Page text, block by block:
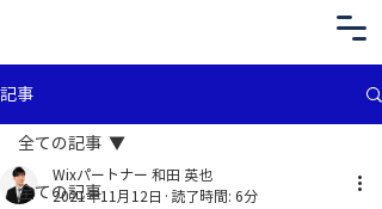
記事
全ての記事
全ての記事
Wixパートナー 和田 英也
2021年11月12日
読了時間: 6分